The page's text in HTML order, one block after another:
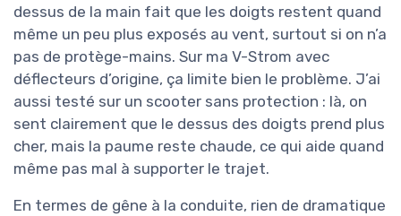
dessus de la main fait que les doigts restent quand
même un peu plus exposés au vent, surtout si on n’a
pas de protège-mains. Sur ma V-Strom avec
déflecteurs d’origine, ça limite bien le problème. J’ai
aussi testé sur un scooter sans protection : là, on
sent clairement que le dessus des doigts prend plus
cher, mais la paume reste chaude, ce qui aide quand
même pas mal à supporter le trajet.
En termes de gêne à la conduite, rien de dramatique